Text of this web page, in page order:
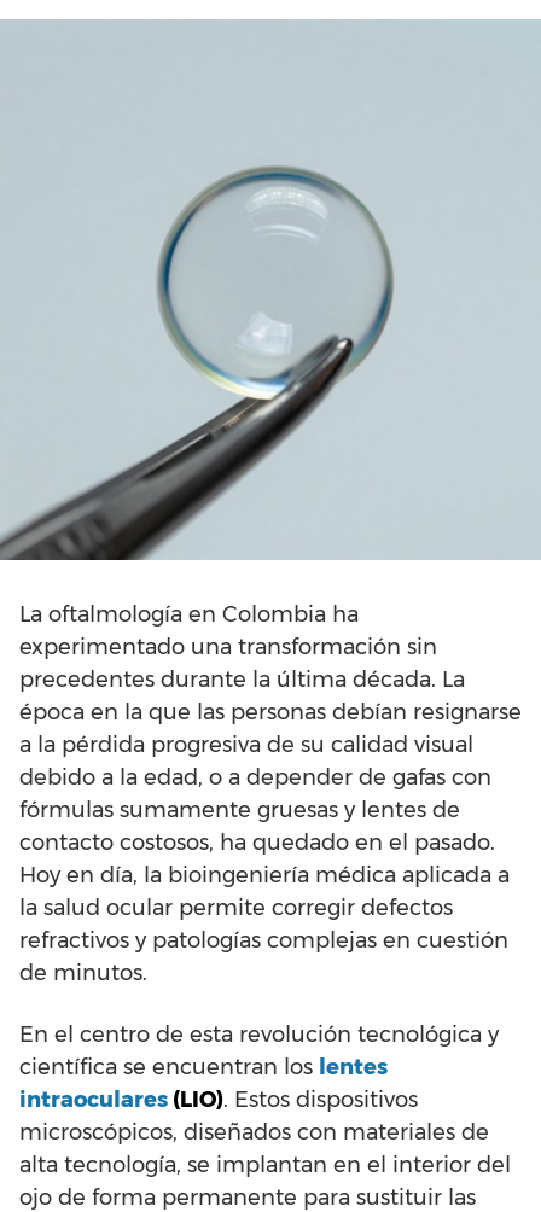
La oftalmología en Colombia ha
experimentado una transformación sin
precedentes durante la última década. La
época en la que las personas debían resignarse
a la pérdida progresiva de su calidad visual
debido a la edad, o a depender de gafas con
fórmulas sumamente gruesas y lentes de
contacto costosos, ha quedado en el pasado.
Hoy en día, la bioingeniería médica aplicada a
la salud ocular permite corregir defectos
refractivos y patologías complejas en cuestión
de minutos.
En el centro de esta revolución tecnológica y
científica se encuentran los lentes
intraoculares (LIO). Estos dispositivos
microscópicos, diseñados con materiales de
alta tecnología, se implantan en el interior del
ojo de forma permanente para sustituir las